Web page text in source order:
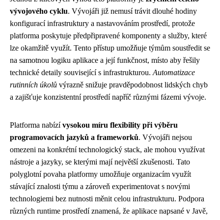
vývojového cyklu. Vývojáři již nemusí trávit dlouhé hodiny
konfigurací infrastruktury a nastavováním prostředí, protože
platforma poskytuje předpřipravené komponenty a služby, které
lze okamžitě využít. Tento přístup umožňuje týmům soustředit se
na samotnou logiku aplikace a její funkčnost, místo aby řešily
technické detaily související s infrastrukturou. Automatizace
rutinních úkolů výrazně snižuje pravděpodobnost lidských chyb
a zajišťuje konzistentní prostředí napříč různými fázemi vývoje.
Platforma nabízívysokou míru flexibility při výběru
programovacích jazyků a frameworků. Vývojáři nejsou
omezeni na konkrétní technologický stack, ale mohou využívat
nástroje a jazyky, se kterými mají největší zkušenosti. Tato
polyglotní povaha platformy umožňuje organizacím využít
stávající znalosti týmu a zároveň experimentovat s novými
technologiemi bez nutnosti měnit celou infrastrukturu. Podpora
různých runtime prostředí znamená, že aplikace napsané v Javě,